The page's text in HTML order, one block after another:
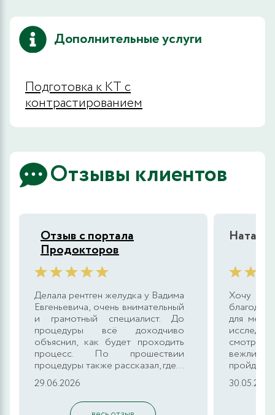
Дополнительные услуги
Подготовка к КТ с
контрастированием
Отзывы клиентов
Отзыв с портала
Продокторов
Делала рентген желудка у Вадима
Евгеньевича, очень внимательный
и грамотный специалист. До
процедуры всё доходчиво
объяснил, как будет проходить
процесс. По прошествии
процедуры также рассказал, где...
29.06.2026
Наталья
Хочу
для меня
вежлив
пройдёт
30.05.2026